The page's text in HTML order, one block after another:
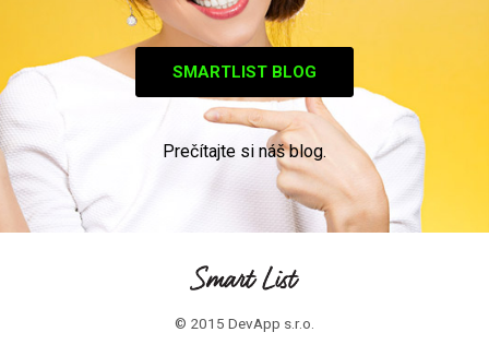
SMARTLIST BLOG
Prečítajte si náš blog.
© 2015 DevApp s.r.o.